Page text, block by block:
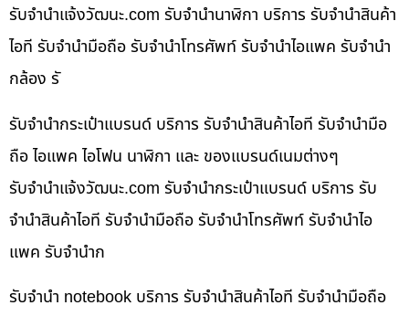
รับจํานําแจ้งวัฒนะ.com รับจำนำนาฬิกา บริการ รับจำนำสินค้า
ไอที รับจำนำมือถือ รับจำนำโทรศัพท์ รับจำนำไอแพค รับจำนำ
กล้อง รั
รับจำนำกระเป๋าแบรนด์ บริการ รับจำนำสินค้าไอที รับจำนำมือ
ถือ ไอแพค ไอโฟน นาฬิกา และ ของแบรนด์เนมต่างๆ
รับจํานําแจ้งวัฒนะ.com รับจำนำกระเป๋าแบรนด์ บริการ รับ
จำนำสินค้าไอที รับจำนำมือถือ รับจำนำโทรศัพท์ รับจำนำไอ
แพค รับจำนำก
รับจำนำ notebook บริการ รับจำนำสินค้าไอที รับจำนำมือถือ